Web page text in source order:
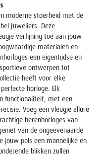
moderne stoerheid met de
Juweliers. Deze
verfijning toe aan jouw
materialen en
een eigentijdse en
ontwerpen tot
heeft voor elke
horloge. Elk
functionaliteit, met een
Voeg een vleugje allure
herenhorloges van
van de ongeëvenaarde
jouw pols een mannelijke en
blikken zullen